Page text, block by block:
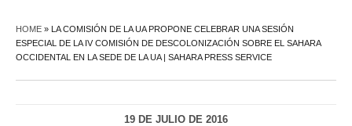
HOME » LA COMISIÓN DE LA UA PROPONE CELEBRAR UNA SESIÓN
ESPECIAL DE LA IV COMISIÓN DE DESCOLONIZACIÓN SOBRE EL SAHARA
OCCIDENTAL EN LA SEDE DE LA UA | SAHARA PRESS SERVICE
19 DE JULIO DE 2016